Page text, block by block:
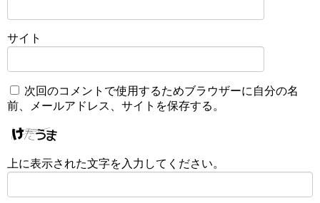
サイト
次回のコメントで使用するためブラウザーに自分の名
前、メールアドレス、サイトを保存する。
上に表示された文字を入力してください。